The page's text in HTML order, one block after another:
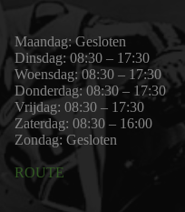
Maandag: Gesloten
Dinsdag: 08:30 – 17:30
Woensdag: 08:30 – 17:30
Donderdag: 08:30 – 17:30
Vrijdag: 08:30 – 17:30
Zaterdag: 08:30 – 16:00
Zondag: Gesloten
ROUTE